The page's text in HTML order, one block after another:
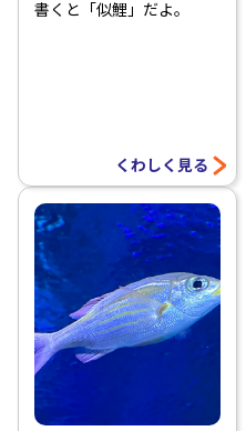
書くと「似鯉」だよ。
くわしく見る